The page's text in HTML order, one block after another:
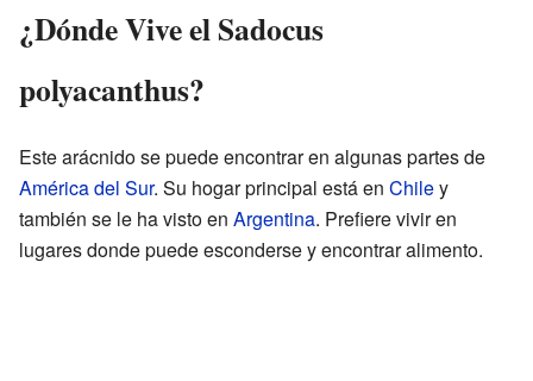
¿Dónde Vive el Sadocus
polyacanthus?
Este arácnido se puede encontrar en algunas partes de
América del Sur. Su hogar principal está en Chiley
también se le ha visto en Argentina. Prefiere vivir en
lugares donde puede esconderse y encontrar alimento.